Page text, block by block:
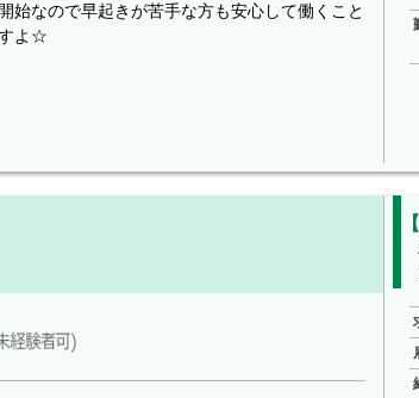
始なので早起きが苦手な方も安心して働くこと
よ☆